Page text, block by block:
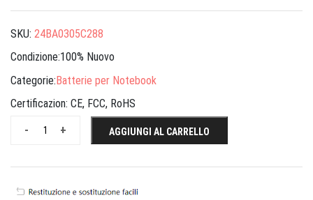
SKU: 24BA0305C288
Condizione:100% Nuovo
Categorie:Batterie per Notebook
Certificazion: CE, FCC, RoHS
+
- AGGIUNGI AL CARRELLO